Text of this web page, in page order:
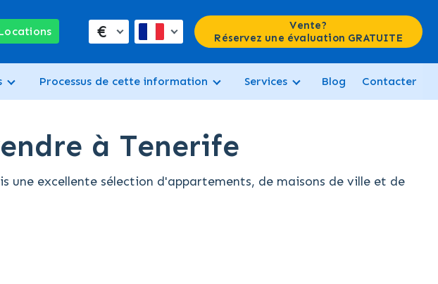
€
Vente?
Réservez une évaluation GRATUITE
Processus de cette information Services Blog Contacter
à Tenerife
une excellente sélection d'appartements, de maisons de ville et de